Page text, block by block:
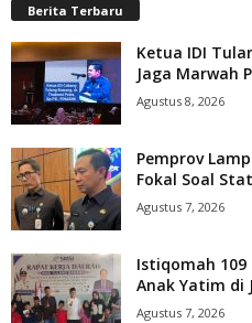
Berita Terbaru
Ketua IDI
Jaga Marwah
Agustus 8, 2026
Pemprov
Fokal Soal
Agustus 7, 2026
Istiqomah 109
Anak Yatim di
Agustus 7, 2026